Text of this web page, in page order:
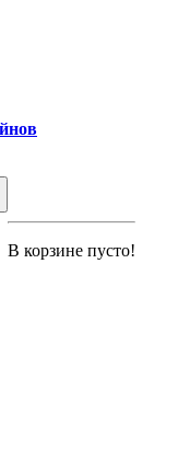
В корзине пусто!